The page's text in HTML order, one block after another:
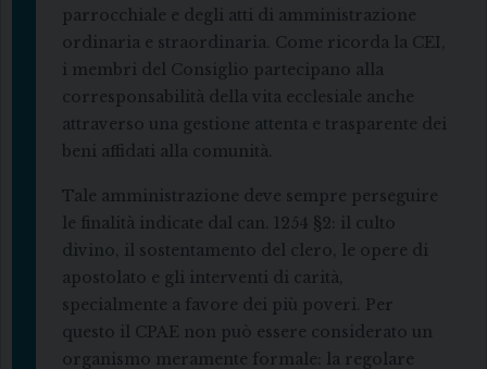
parrocchiale e degli atti di amministrazione
ordinaria e straordinaria. Come ricorda la CEI,
i membri del Consiglio partecipano alla
corresponsabilità della vita ecclesiale anche
attraverso una gestione attenta e trasparente dei
beni affidati alla comunità.
Tale amministrazione deve sempre perseguire
le finalità indicate dal can. 1254 §2: il culto
divino, il sostentamento del clero, le opere di
apostolato e gli interventi di carità,
specialmente a favore dei più poveri. Per
questo il CPAE non può essere considerato un
organismo meramente formale: la regolare